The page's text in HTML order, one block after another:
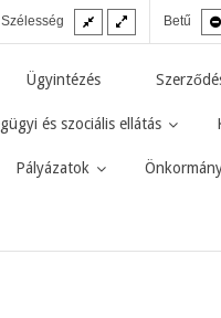
Szélesség
Fix
elrendezés
Széles
elrendezés
Betű
Ügyintézés
és szociális ellátás
Pályázatok